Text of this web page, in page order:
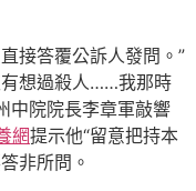
接答覆公訴人發問。”
有想過殺人……我那時
中院院長李章軍敲響
網提示他“留意把持本
非所問。